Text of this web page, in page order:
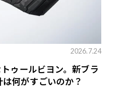
2026.7.24
ゥールビヨン。新ブラ
何がすごいのか？